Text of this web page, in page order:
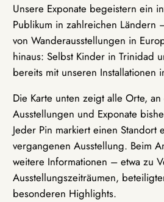
Unsere Exponate begeistern ein
Publikum in zahlreichen Ländern
von Wanderausstellungen in
hinaus: Selbst Kinder in Trinidad
bereits mit unseren Installationen
Die Karte unten zeigt alle Orte,
Ausstellungen und Exponate
Jeder Pin markiert einen Standort
vergangenen Ausstellung. Beim
weitere Informationen – etwa zu
Ausstellungszeiträumen,
besonderen Highlights.